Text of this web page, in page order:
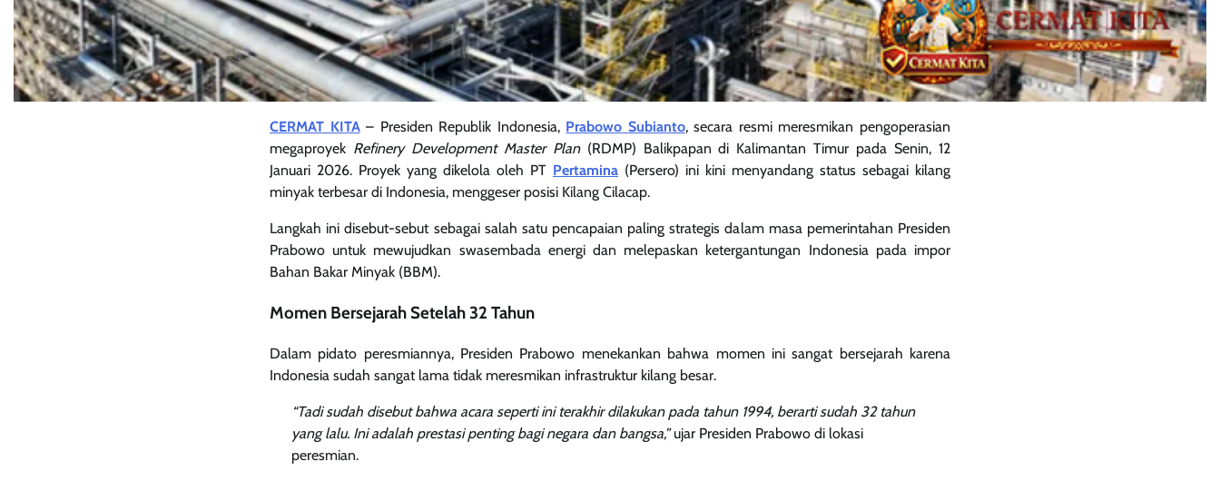
CERMAT KITA– Presiden Republik Indonesia, Prabowo Subianto, secara resmi meresmikan pengoperasian
megaproyek Refinery Development Master Plan(RDMP) Balikpapan di Kalimantan Timur pada Senin, 12
Januari 2026. Proyek yang dikelola oleh PT Pertamina (Persero) ini kini menyandang status sebagai kilang
minyak terbesar di Indonesia, menggeser posisi Kilang Cilacap.
Langkah ini disebut-sebut sebagai salah satu pencapaian paling strategis dalam masa pemerintahan Presiden
Prabowo untuk mewujudkan swasembada energi dan melepaskan ketergantungan Indonesia pada impor
Bahan Bakar Minyak (BBM).
Momen Bersejarah Setelah 32 Tahun
Dalam pidato peresmiannya, Presiden Prabowo menekankan bahwa momen ini sangat bersejarah karena
Indonesia sudah sangat lama tidak meresmikan infrastruktur kilang besar.
“Tadi sudah disebut bahwa acara seperti ini terakhir dilakukan pada tahun 1994, berarti sudah 32 tahun
yang lalu. Ini adalah prestasi penting bagi negara dan bangsa,”ujar Presiden Prabowo di lokasi
peresmian.